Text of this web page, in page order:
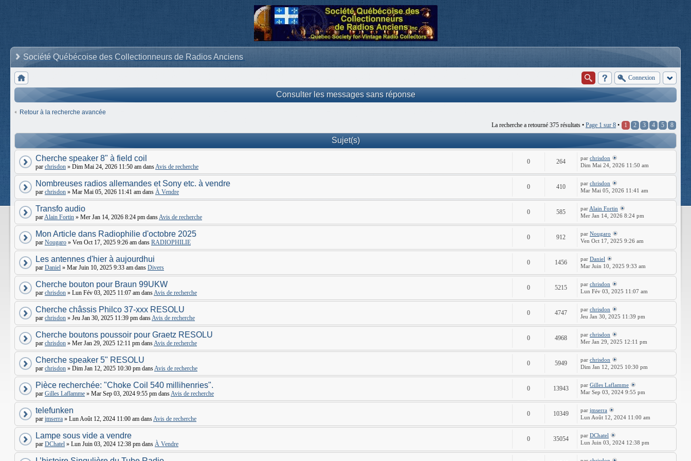
Société Québécoise des Collectionneurs de Radios Anciens
Connexion
Consulter les messages sans réponse
Retour à la recherche avancée
La recherche a retourné 375 résultats • Page 1 sur 8 • 1 2 3 4 5 8
Sujet(s)
Cherche speaker 8" à field coil
par chrisdon » Dim Mai 24, 2026 11:50 am dansAvis de recherche
0 264 par chrisdon
Dim Mai 24, 2026 11:50 am
Nombreuses radios allemandes et Sony etc. à vendre
par chrisdon » Mar Mai 05, 2026 11:41 am dans À Vendre
0 410 par chrisdon
Mar Mai 05, 2026 11:41 am
Transfo audio
parAlain Fortin » Mer Jan 14, 2026 8:24 pm dansAvis de recherche
0 585 par Alain Fortin
Mer Jan 14, 2026 8:24 pm
Mon Article dans Radiophilie d'octobre 2025
par Nougaro » Ven Oct 17, 2025 9:26 am dans RADIOPHILIE
0 912 par Nougaro
Ven Oct 17, 2025 9:26 am
Les antennes d'hier à aujourdhui
par Daniel » Mar Juin 10, 2025 9:33 am dans Divers
0 1456 par Daniel
Mar Juin 10, 2025 9:33 am
Cherche bouton pour Braun 99UKW
par chrisdon » Lun Fév 03, 2025 11:07 am dansAvis de recherche
0 5215 par chrisdon
Lun Fév 03, 2025 11:07 am
Cherche châssis Philco 37-xxx RESOLU
par chrisdon » Jeu Jan 30, 2025 11:39 pm dansAvis de recherche
0 4747 par chrisdon
Jeu Jan 30, 2025 11:39 pm
Cherche boutons poussoir pour Graetz RESOLU
par chrisdon » Mer Jan 29, 2025 12:11 pm dansAvis de recherche
0 4968 par chrisdon
Mer Jan 29, 2025 12:11 pm
Cherche speaker 5" RESOLU
par chrisdon » Dim Jan 12, 2025 10:30 pm dansAvis de recherche
0 5949 par chrisdon
Dim Jan 12, 2025 10:30 pm
Pièce recherchée: "Choke Coil 540 millihenries".
par Gilles Laflamme » Mar Sep 03, 2024 9:55 pm dansAvis de recherche
0 13943 par Gilles Laflamme
Mar Sep 03, 2024 9:55 pm
telefunken
par jmserra » Lun Août 12, 2024 11:00 am dansAvis de recherche
0 10349 par jmserra
Lun Août 12, 2024 11:00 am
Lampe sous vide a vendre
par DChatel » Lun Juin 03, 2024 12:38 pm dans À Vendre
0 35054 par DChatel
Lun Juin 03, 2024 12:38 pm